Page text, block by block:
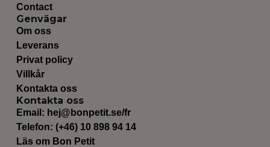
Contact
Genvägar
Om oss
Leverans
Privat policy
Villkår
Kontakta oss
Kontakta oss
Email: hej@bonpetit.se/fr
Telefon: (+46) 10 898 94 14
Läs om Bon Petit